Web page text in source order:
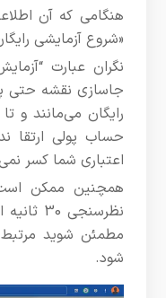
هنگامی که آن
«شروع آزمایشی
نگران عبارت
جاسازی نقشه حتی
رایگان می‌مانند و
حساب پولی ارتقا
اعتباری شما کسر
همچنین ممکن
مطمئن شوید
شود.